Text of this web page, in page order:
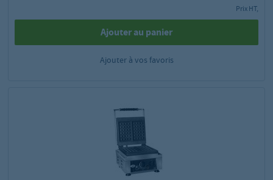
Prix HT,
Ajouter au panier
Ajouter à vos favoris